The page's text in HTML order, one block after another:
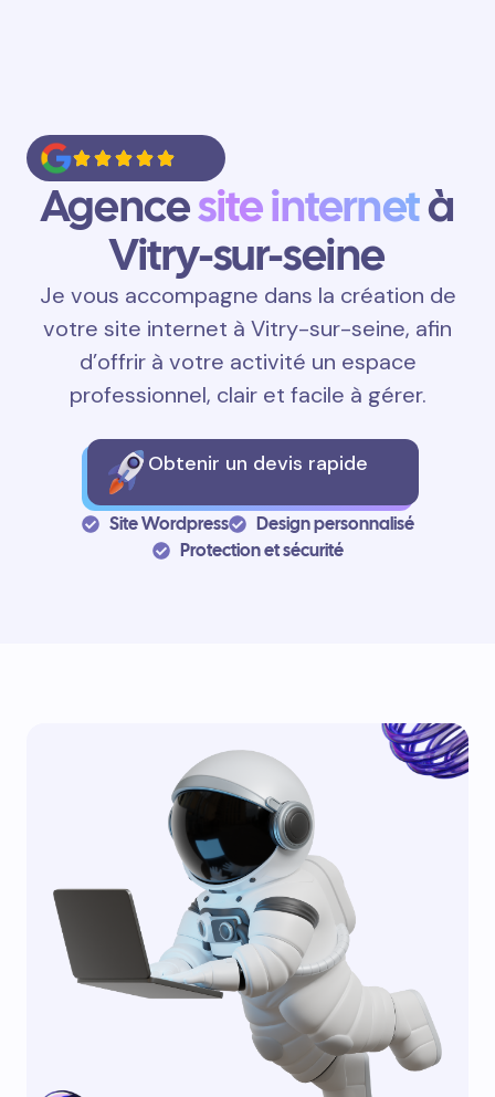
Agencesite internetà
Vitry-sur-seine
Je vous accompagne dans la création de
votre site internet à Vitry-sur-seine, afin
d’offrir à votre activité un espace
professionnel, clair et facile à gérer.
Obtenir un devis rapide
Site Wordpress
Design personnalisé
Protection et sécurité